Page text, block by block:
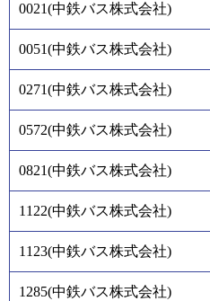
0021(中鉄バス株式会社)
0051(中鉄バス株式会社)
0271(中鉄バス株式会社)
0572(中鉄バス株式会社)
0821(中鉄バス株式会社)
1122(中鉄バス株式会社)
1123(中鉄バス株式会社)
1285(中鉄バス株式会社)